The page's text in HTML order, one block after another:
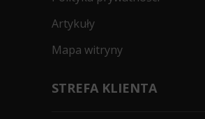
Artykuły
Mapa witryny
STREFA KLIENTA